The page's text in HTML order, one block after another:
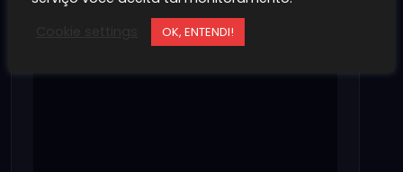
OK, ENTENDI!